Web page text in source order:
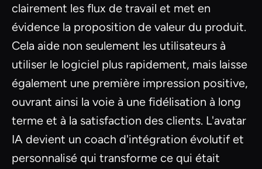
clairement les flux de travail et met en
évidence la proposition de valeur du produit.
Cela aide non seulement les utilisateurs à
utiliser le logiciel plus rapidement, mais laisse
également une première impression positive,
ouvrant ainsi la voie à une fidélisation à long
terme et à la satisfaction des clients. L'avatar
IA devient un coach d'intégration évolutif et
personnalisé qui transforme ce qui était